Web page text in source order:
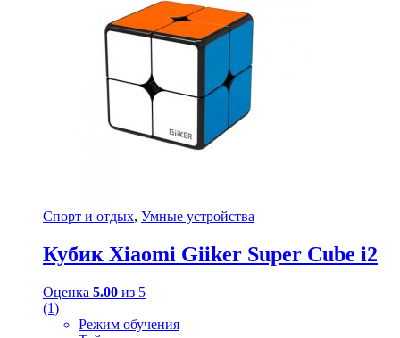
Спорт и отдых, Умные устройства
Кубик Xiaomi Giiker Super Cube i2
Оценка 5.00 из 5
(1)
Режим обучения